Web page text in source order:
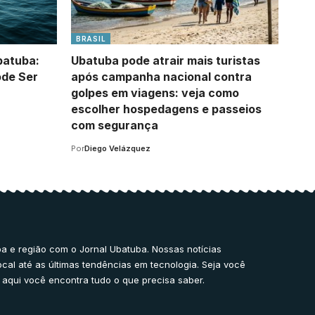
Ser
BRASIL
Ubatuba pode atrair mais turistas
após campanha nacional contra
golpes em viagens: veja como
escolher hospedagens e passeios
com segurança
PorDiego Velázquez
e região com o Jornal Ubatuba. Nossas notícias
até as últimas tendências em tecnologia. Seja você
você encontra tudo o que precisa saber.